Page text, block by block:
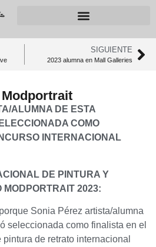
SIGUIENTE
2023 alumna en Mall Galleries
ALUMNA DE ESTA
COMO
INTERNACIONAL
DE PINTURA Y
MODPORTRAIT 2023:
Sonia Pérez artista/alumna
seleccionada como finalista en el
de retrato internacional